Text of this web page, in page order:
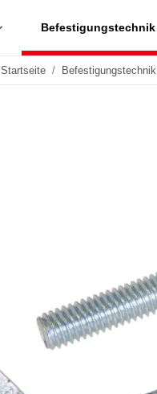
Befestigungstechnik
Startseite Befestigungstechnik